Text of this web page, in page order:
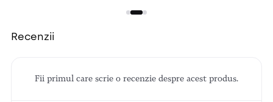
Recenzii
Fii primul care scrie o recenzie despre acest produs.